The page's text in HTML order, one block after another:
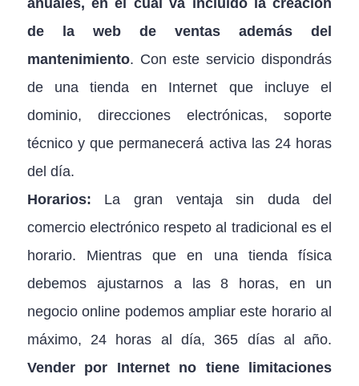
de la web de ventas además del
mantenimiento. Con este servicio dispondrás
de una tienda en Internet que incluye el
dominio, direcciones electrónicas, soporte
técnico y que permanecerá activa las 24 horas
del día.
Horarios: La gran ventaja sin duda del
comercio electrónico respeto al tradicional es el
horario. Mientras que en una tienda física
debemos ajustarnos a las 8 horas, en un
negocio online podemos ampliar este horario al
máximo, 24 horas al día, 365 días al año.
Vender por Internet no tiene limitaciones